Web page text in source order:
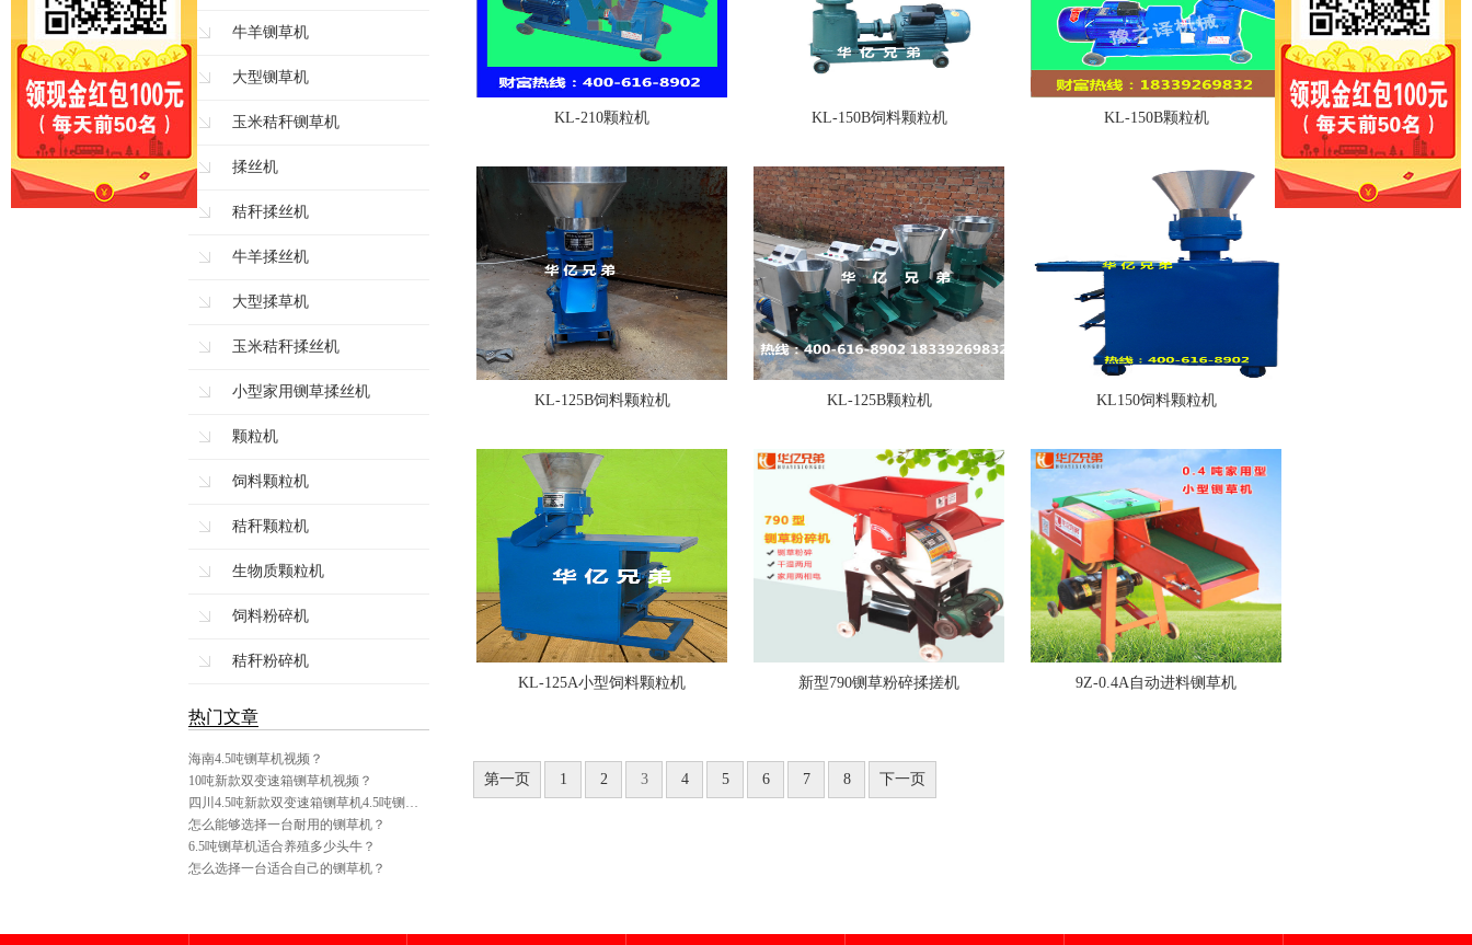
KL-210颗粒机 KL-150B饲料颗粒机 KL-150B颗粒机
KL-125B饲料颗粒机 KL-125B颗粒机 KL150饲料颗粒机
KL-125A小型饲料颗粒机 新型790铡草粉碎揉搓机 9Z-0.4A自动进料铡草机
第一页 1 2 3 4 5 6 7 8 下一页
牛羊铡草机
大型铡草机
玉米秸秆铡草机
揉丝机
秸秆揉丝机
牛羊揉丝机
大型揉草机
玉米秸秆揉丝机
小型家用铡草揉丝机
颗粒机
饲料颗粒机
秸秆颗粒机
生物质颗粒机
饲料粉碎机
秸秆粉碎机
热门文章
海南4.5吨铡草机视频？
10吨新款双变速箱铡草机视频？
四川4.5吨新款双变速箱铡草机4.5吨铡…
怎么能够选择一台耐用的铡草机？
6.5吨铡草机适合养殖多少头牛？
怎么选择一台适合自己的铡草机？